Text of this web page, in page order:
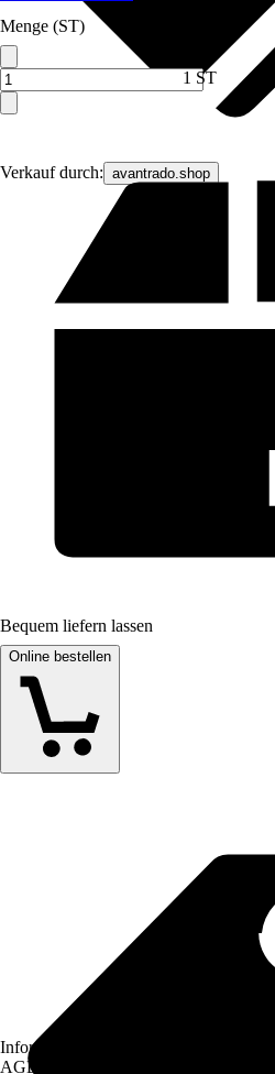
Verkauf durch: avantrado.shop
Menge (ST)
1 ST
Bequem liefern lassen
Online bestellen
Informationen des Verkäufers, wie z.
AGB, finden Sie bei Klick auf den